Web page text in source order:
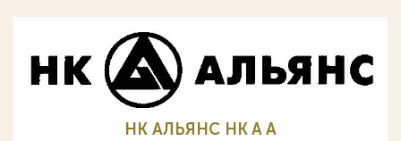
НК АЛЬЯНС HK A А